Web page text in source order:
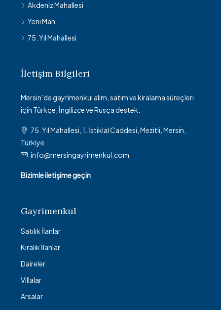
Akdeniz Mahallesi
Yeni Mah.
75. Yıl Mahallesi
İletişim Bilgileri
Mersin’de gayrimenkul alım, satım ve kiralama süreçleri
için Türkçe, İngilizce ve Rusça destek.
75. Yıl Mahallesi, 1. İstiklal Caddesi, Mezitli, Mersin,
Türkiye
info@mersingayrimenkul.com
Bizimle iletişime geçin
Gayrimenkul
Satılık İlanlar
Kiralık İlanlar
Daireler
Villalar
Arsalar